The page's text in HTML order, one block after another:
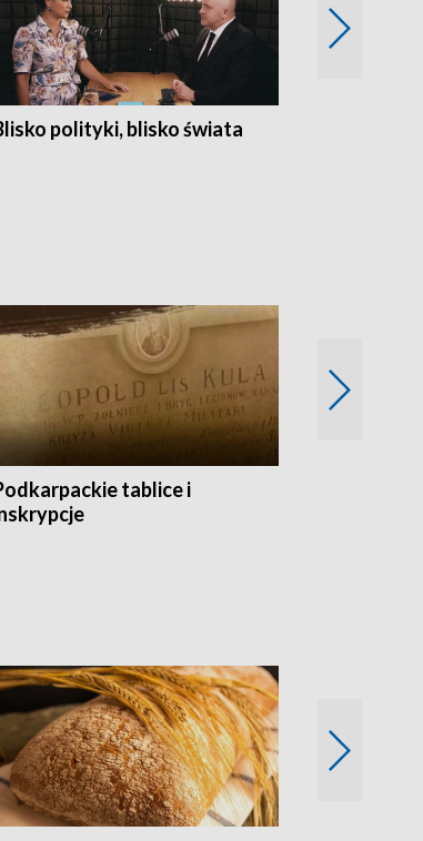
polityki, blisko świata
tablice i